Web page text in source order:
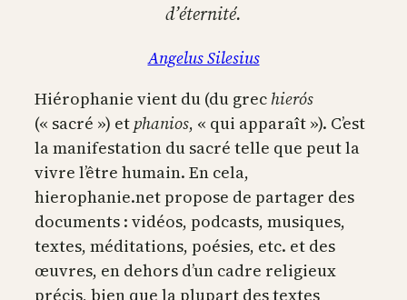
d’éternité.
Angelus Silesius
Hiérophanie vient du (du grec hierós
(« sacré ») et phanios, « qui apparaît »). C’est
la manifestation du sacré telle que peut la
vivre l’être humain. En cela,
hierophanie.net propose de partager des
documents : vidéos, podcasts, musiques,
textes, méditations, poésies, etc. et des
œuvres, en dehors d’un cadre religieux
précis, bien que la plupart des textes